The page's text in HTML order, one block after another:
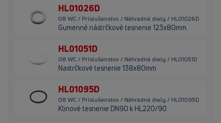
HL01026D
08 WC / Príslušenstvo / Náhradné diely / HL01026D
Gumenné nástrčkové tesnenie 123x80mm
HL01051D
08 WC / Príslušenstvo / Náhradné diely / HL01051D
Nastrčkové tesnenie 138x80mm
HL01095D
08 WC / Príslušenstvo / Náhradné diely / HL01095D
Klinové tesnenie DN90 k HL220/90